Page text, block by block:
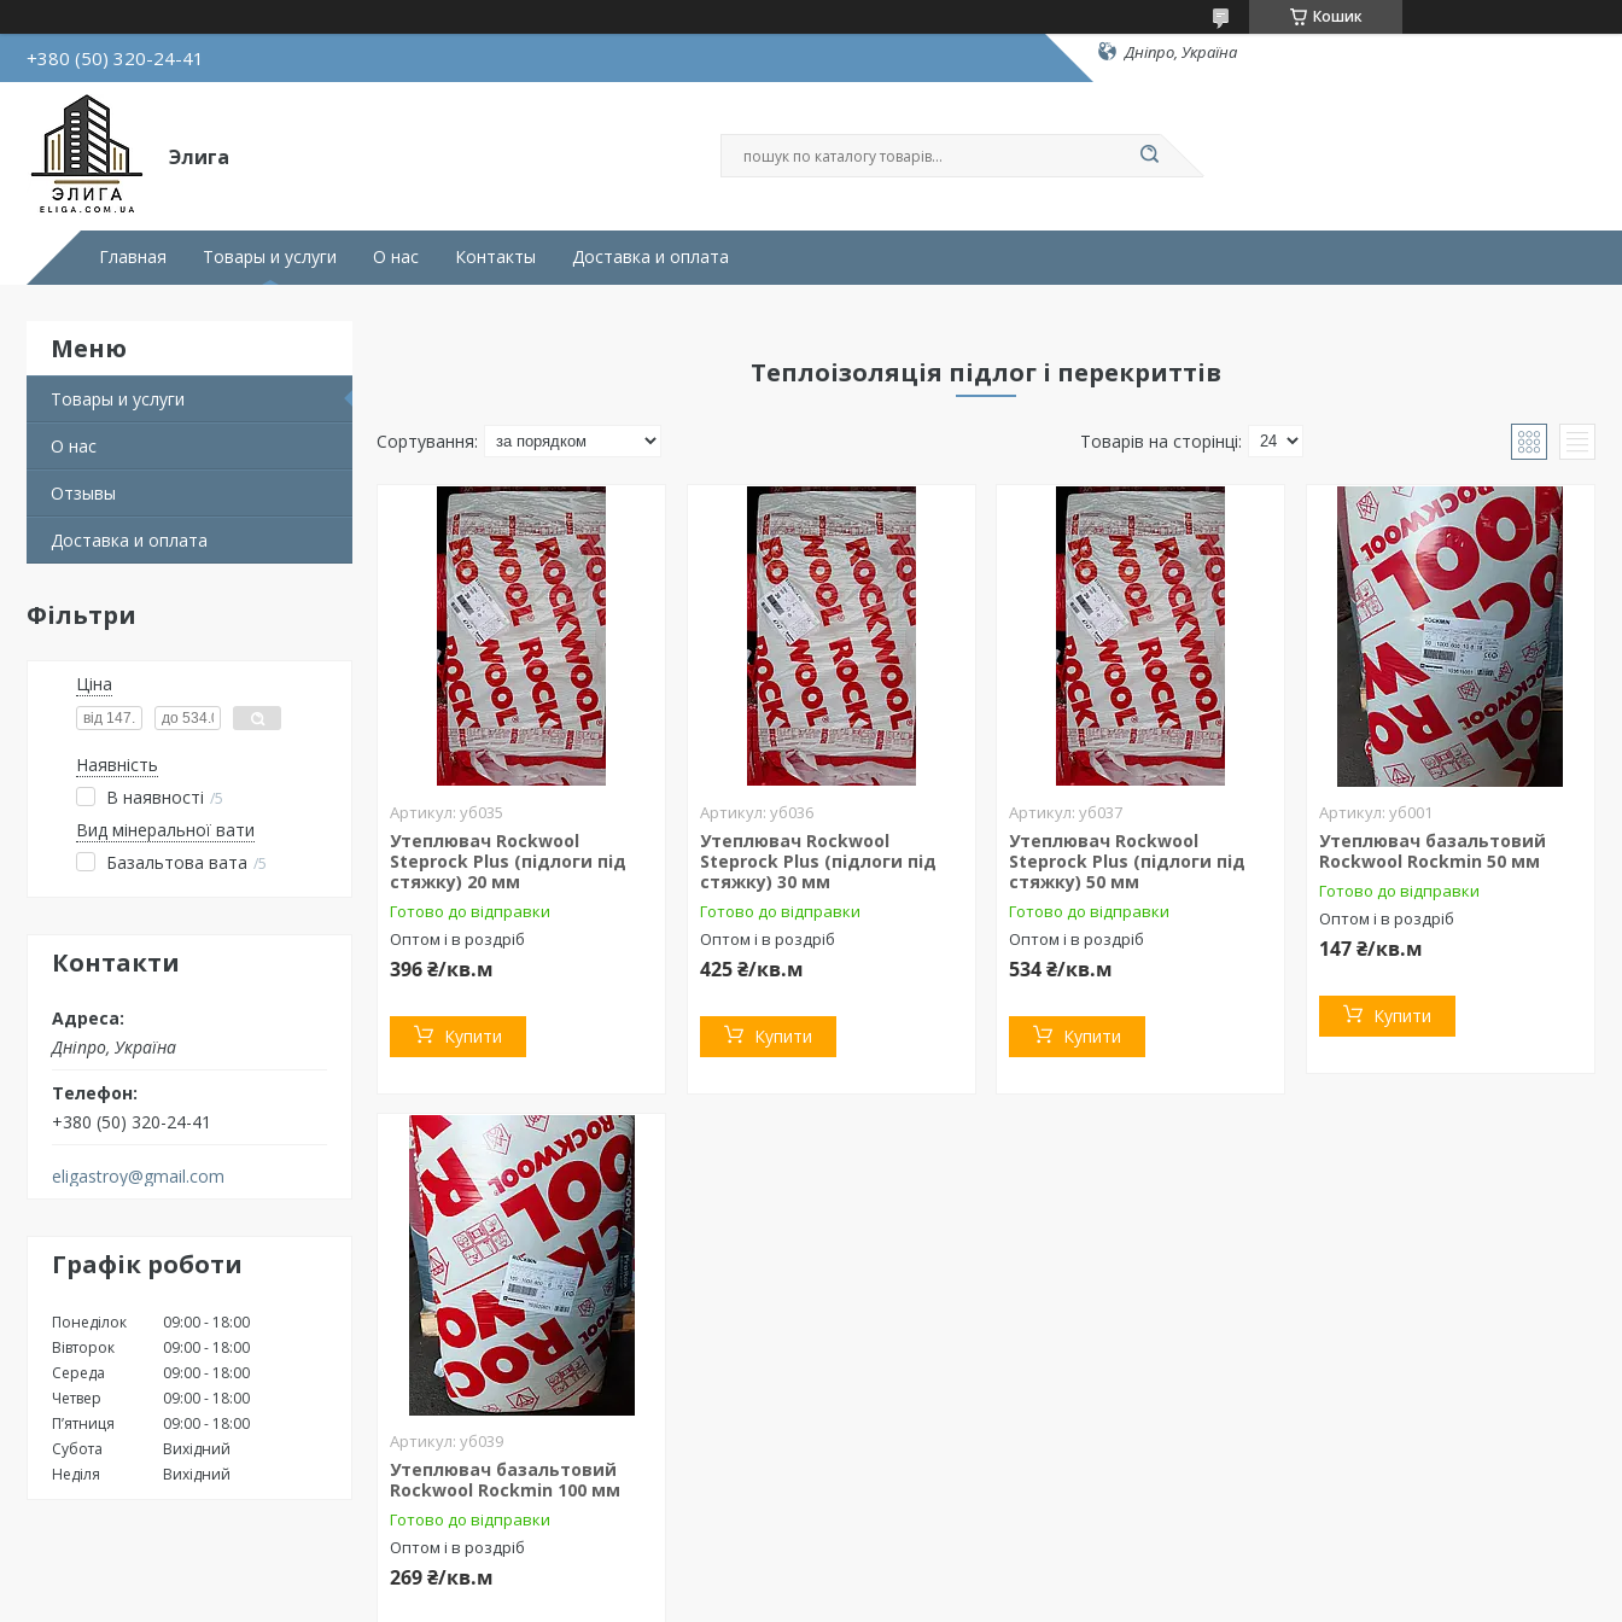
Кошик
+380 (50) 320-24-41 Дніпро, Україна
Элига
Главная Товары и услуги О нас Контакты Доставка и оплата
Товары и услуги
О нас
Отзывы
Доставка и оплата
Фільтри
Ціна
Наявність
В наявності 5
Вид мінеральної вати
Базальтова вата 5
Контакти
Дніпро, Україна
+380 (50) 320-24-41
eligastroy@gmail.com
Графік роботи
Понеділок 09:00
18:00
Вівторок
09:00
18:00
Середа
09:00
18:00
Четвер
09:00
18:00
Пʼятниця
09:00
18:00
Субота
Вихідний
Неділя
Вихідний
Теплоізоляція підлог і перекриттів
уб035
Утеплювач Rockwool
Steprock Plus (підлоги під
стяжку) 20 мм
Готово до відправки
Оптом і в роздріб
396 ₴/кв.м
Купити
уб036
Утеплювач Rockwool
Steprock Plus (підлоги під
стяжку) 30 мм
Готово до відправки
Оптом і в роздріб
425 ₴/кв.м
Купити
уб037
Утеплювач Rockwool
Steprock Plus (підлоги під
стяжку) 50 мм
Готово до відправки
Оптом і в роздріб
534 ₴/кв.м
Купити
уб001
Утеплювач базальтовий
Rockwool Rockmin 50 мм
Готово до відправки
Оптом і в роздріб
147 ₴/кв.м
Купити
уб039
Утеплювач базальтовий
Rockwool Rockmin 100 мм
Готово до відправки
Оптом і в роздріб
269 ₴/кв.м